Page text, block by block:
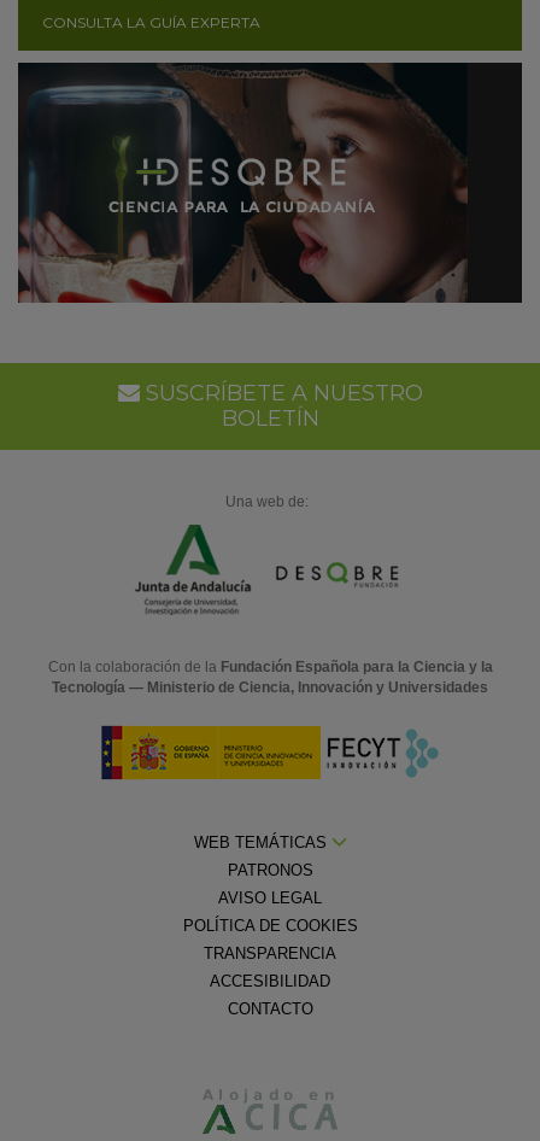
CONSULTA LA GUÍA EXPERTA
SUSCRÍBETE A NUESTRO
BOLETÍN
Una web de:
Con la colaboración de la Fundación Española para la Ciencia y la
Tecnología — Ministerio de Ciencia, Innovación y Universidades
WEB TEMÁTICAS
PATRONOS
AVISO LEGAL
POLÍTICA DE COOKIES
TRANSPARENCIA
ACCESIBILIDAD
CONTACTO